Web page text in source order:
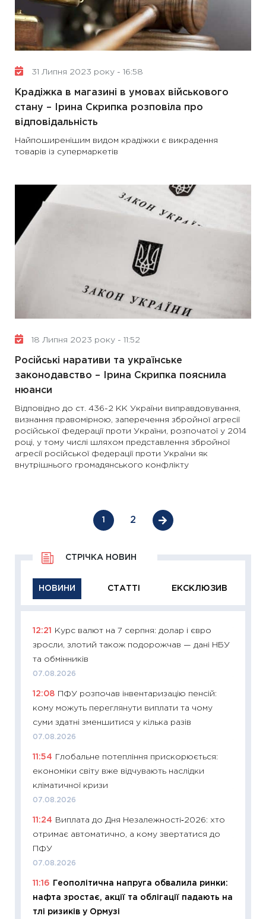
31 Липня 2023 року - 16:58
Крадіжка в магазині в умовах військового
стану – Ірина Скрипка розповіла про
відповідальність
Найпоширенішим видом крадіжки є викрадення
товарів із супермаркетів
18 Липня 2023 року - 11:52
Російські наративи та українське
законодавство – Ірина Скрипка пояснила
нюанси
Відповідно до ст. 436-2 КК України виправдовування,
визнання правомірною, заперечення збройної агресії
російської федерації проти України, розпочатої у 2014
році, у тому числі шляхом представлення збройної
агресії російської федерації проти України як
внутрішнього громадянського конфлікту
1 2
НОВИНИ СТАТТІ ЕКСКЛЮЗИВ
СТРІЧКА НОВИН
12:21
Курс валют на 7 серпня: долар і євро
зросли, злотий також подорожчав — дані НБУ
та обмінників
07.08.2026
12:08 ПФУ розпочав інвентаризацію пенсій:
кому можуть переглянути виплати та чому
суми здатні зменшитися у кілька разів
07.08.2026
11:54
Глобальне потепління прискорюється:
економіки світу вже відчувають наслідки
кліматичної кризи
07.08.2026
11:24
Виплата до Дня Незалежності‑2026: хто
отримає автоматично, а кому звертатися до
ПФУ
07.08.2026
11:16
Геополітична напруга обвалила ринки:
нафта зростає, акції та облігації падають на
тлі ризиків у Ормузі